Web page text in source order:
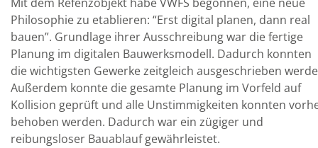
Philosophie zu etablieren: “Erst digital planen, dann real
bauen”. Grundlage ihrer Ausschreibung war die fertige
Planung im digitalen Bauwerksmodell. Dadurch konnten
die wichtigsten Gewerke zeitgleich ausgeschrieben
Außerdem konnte die gesamte Planung im Vorfeld auf
Kollision geprüft und alle Unstimmigkeiten konnten
behoben werden. Dadurch war ein zügiger und
reibungsloser Bauablauf gewährleistet.